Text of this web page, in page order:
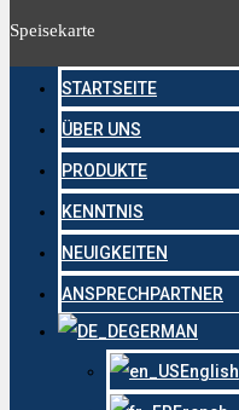
Speisekarte
STARTSEITE
ÜBER UNS
PRODUKTE
KENNTNIS
NEUIGKEITEN
ANSPRECHPARTNER
GERMAN
English